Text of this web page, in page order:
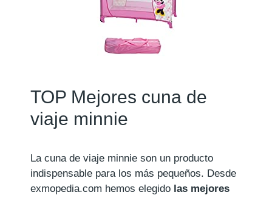
TOP Mejores cuna de
viaje minnie
La cuna de viaje minnie son un producto
indispensable para los más pequeños. Desde
exmopedia.com hemos elegido las mejores